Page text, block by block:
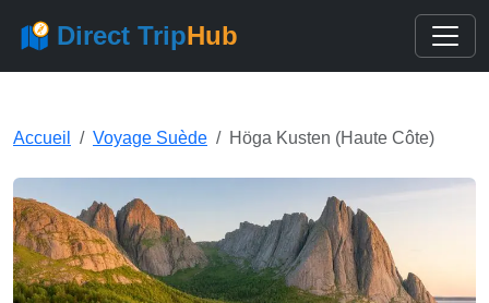
Direct TripHub
Accueil Voyage Suède Höga Kusten (Haute Côte)